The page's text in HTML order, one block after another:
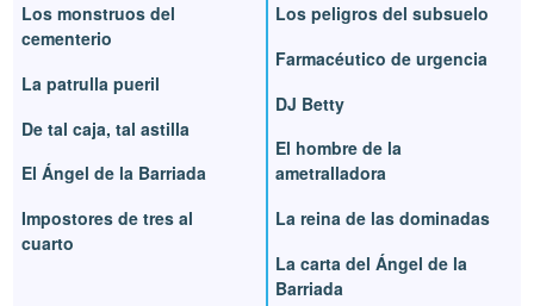
Los monstruos del
cementerio
La patrulla pueril
De tal caja, tal astilla
El Ángel de la Barriada
Impostores de tres al
cuarto
Los peligros del subsuelo
Farmacéutico de urgencia
DJ Betty
El hombre de la
ametralladora
La reina de las dominadas
La carta del Ángel de la
Barriada